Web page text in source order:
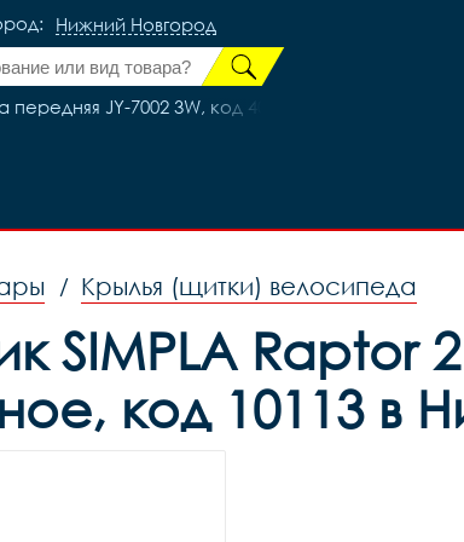
Нижний Новгород
JY-7002 3W, код 40604
/ Крылья (щитки) велосипеда
SIMPLA Raptor
код 10113 в